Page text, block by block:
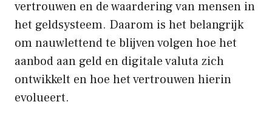
vertrouwen en de waardering van mensen in
het geldsysteem. Daarom is het belangrijk
om nauwlettend te blijven volgen hoe het
aanbod aan geld en digitale valuta zich
ontwikkelt en hoe het vertrouwen hierin
evolueert.